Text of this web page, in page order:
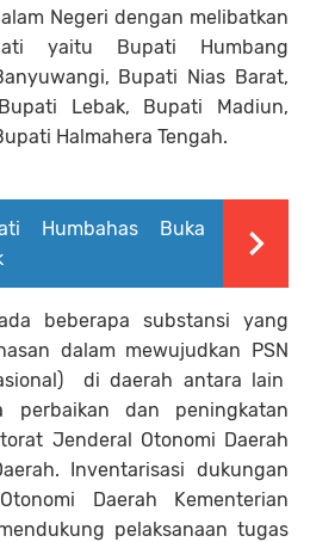
Negeri dengan melibatkan
yaitu Bupati Humbang
Bupati Nias Barat,
Lebak, Bupati Madiun,
Halmahera Tengah.
Humbahas Buka
beberapa substansi yang
dalam mewujudkan PSN
di daerah antara lain
perbaikan dan peningkatan
Jenderal Otonomi Daerah
Inventarisasi dukungan
Daerah Kementerian
pelaksanaan tugas